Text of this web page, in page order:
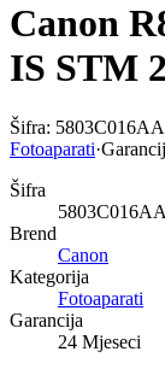
Canon
IS STM
Šifra: 5803C016AA
Fotoaparati·
Šifra
5803C016AA
Brend
Canon
Kategorija
Fotoaparati
Garancija
24 Mjeseci